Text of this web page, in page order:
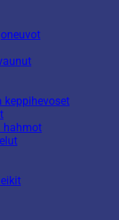
keppihevoset
hahmot